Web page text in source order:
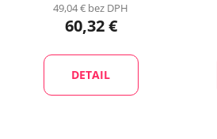
49,04 € bez DPH
60,32 €
DETAIL